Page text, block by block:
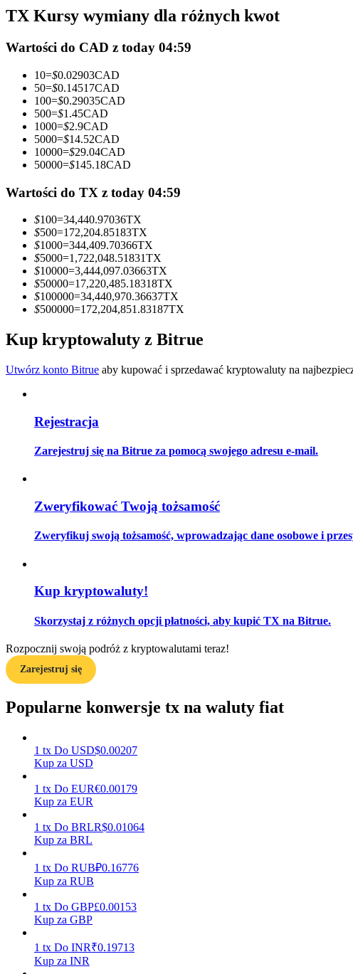
Kontrakty terminowe na USDC
Dołącz do najlepszych traderów
Zostań traderem kopiującym
Ciesz się podziałem zysków i prowizjami z kopiowania transakcji
Informacja
Analiza Big Data, w tym informacje handlowe itp.
Przewodnik
Przewodnik dla początkujących dotyczący kontraktów futures
Dowiedz się, jak zachować rentowność
TX Kursy wymiany dla różnych kwot
Wartości do CAD z today 04:59
10=$0.02903CAD
50=$0.14517CAD
100=$0.29035CAD
500=$1.45CAD
1000=$2.9CAD
5000=$14.52CAD
10000=$29.04CAD
50000=$145.18CAD
Wartości do TX z today 04:59
$100=34,440.97036TX
$500=172,204.85183TX
$1000=344,409.70366TX
$5000=1,722,048.51831TX
$10000=3,444,097.03663TX
$50000=17,220,485.18318TX
$100000=34,440,970.36637TX
$500000=172,204,851.83187TX
Kup kryptowaluty z Bitrue
Utwórz konto Bitrue aby kupować i sprzedawać kryptowaluty na
Rejestracja
Zarejestruj się na Bitrue za pomocą swojego adresu e-mail.
Zweryfikować Twoją tożsamość
Zweryfikuj swoją tożsamość, wprowadzając dane osobowe i
Kup kryptowaluty!
Skorzystaj z różnych opcji płatności, aby kupić TX na Bitrue.
Rozpocznij swoją podróż z kryptowalutami teraz!
Zarejestruj się
Popularne konwersje tx na waluty fiat
1 tx Do USD$0.00207
Kup za USD
1 tx Do EUR€0.00179
Kup za EUR
1 tx Do BRLR$0.01064
Kup za BRL
1 tx Do RUB₽0.16776
Kup za RUB
1 tx Do GBP£0.00153
Kup za GBP
1 tx Do INR₹0.19713
Kup za INR